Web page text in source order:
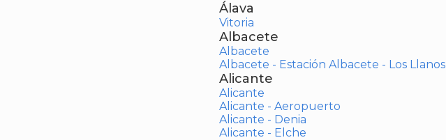
Álava
Vitoria
Albacete
Albacete
Albacete - Estación Albacete - Los Llanos
Alicante
Alicante
Alicante - Aeropuerto
Alicante - Denia
Alicante - Elche